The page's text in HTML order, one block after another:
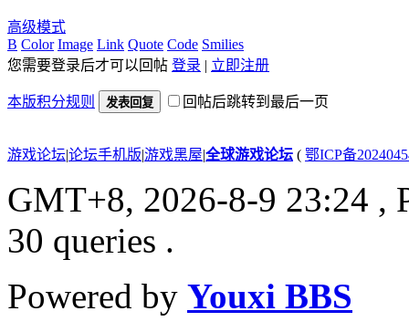
高级模式
B Color Image Link Quote Code Smilies
您需要登录后才可以回帖 登录 | 立即注册
本版积分规则 发表回复 回帖后跳转到最后一页
游戏论坛|论坛手机版|游戏黑屋|全球游戏论坛 ( 鄂ICP备
GMT+8, 2026-8-9 23:24 ,
30 queries .
Powered by Youxi BBS